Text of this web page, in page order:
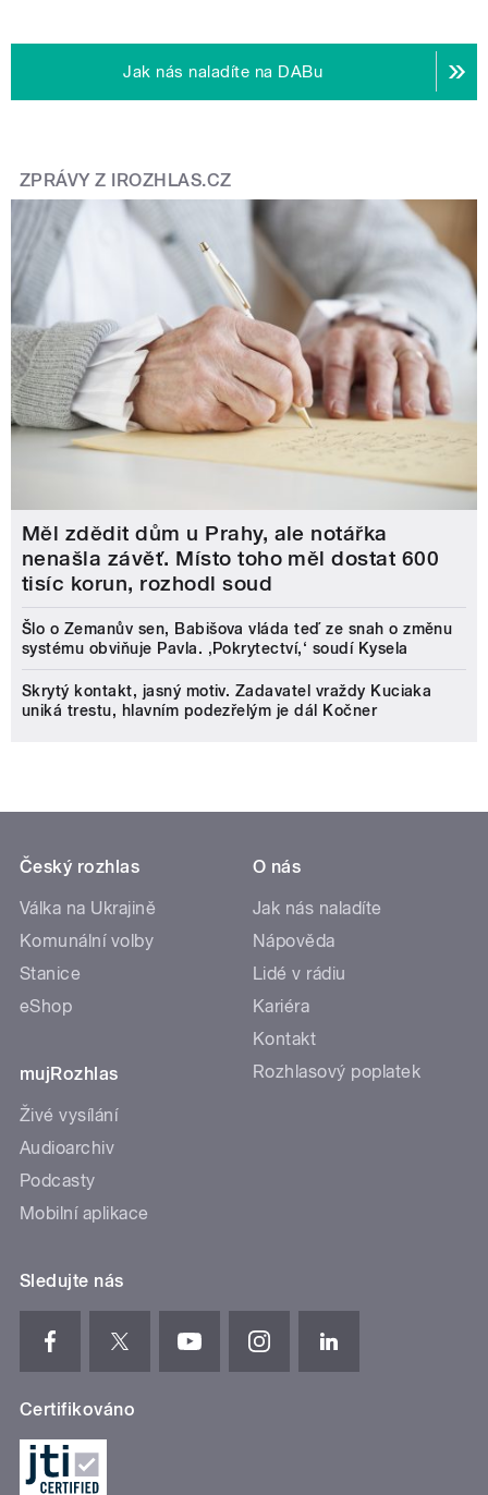
Jak nás naladíte na DABu
ZPRÁVY Z IROZHLAS.CZ
Měl zdědit dům u Prahy, ale notářka
nenašla závěť. Místo toho měl dostat 600
tisíc korun, rozhodl soud
Šlo o Zemanův sen, Babišova vláda teď ze snah o změnu
systému obviňuje Pavla. ‚Pokrytectví,‘ soudí Kysela
Skrytý kontakt, jasný motiv. Zadavatel vraždy Kuciaka
uniká trestu, hlavním podezřelým je dál Kočner
Český rozhlas
Válka na Ukrajině
Komunální volby
Stanice
eShop
mujRozhlas
Živé vysílání
Audioarchiv
Podcasty
Mobilní aplikace
O nás
Jak nás naladíte
Nápověda
Lidé v rádiu
Kariéra
Kontakt
Rozhlasový poplatek
Sledujte nás
Certifikováno